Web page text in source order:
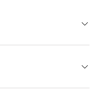
в
Модель
кожи и